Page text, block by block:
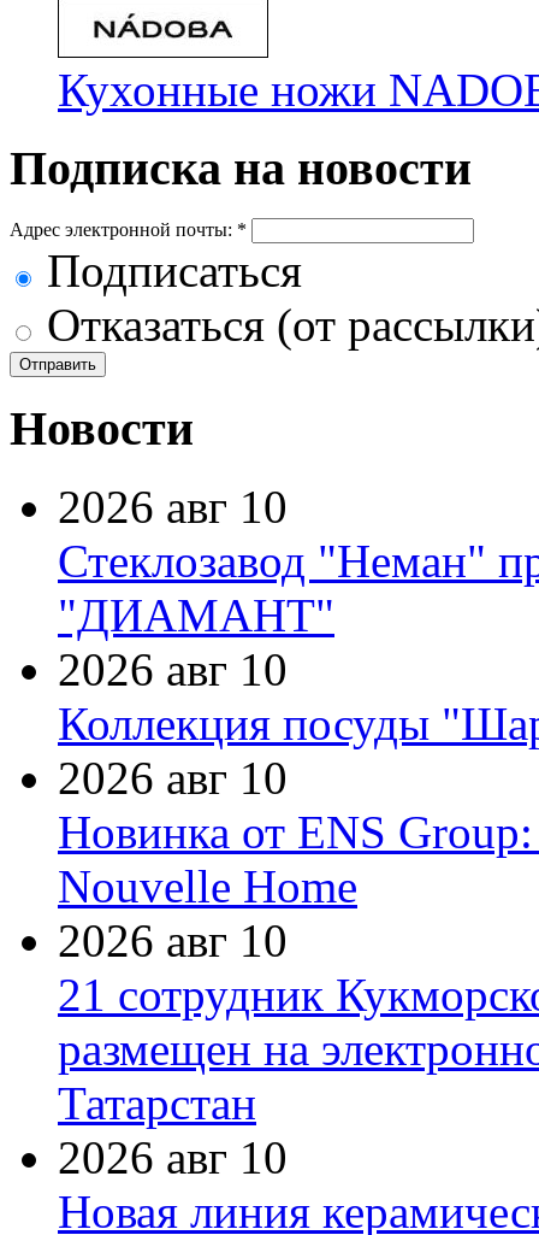
Кухонные ножи
Подписка на новости
Адрес электронной почты: *
Подписаться
Отказаться (от
Новости
2026 авг 10
Стеклозавод "Неман"
"ДИАМАНТ"
2026 авг 10
Коллекция посуды
2026 авг 10
Новинка от ENS
Nouvelle Home
2026 авг 10
21 сотрудник
размещен на
Татарстан
2026 авг 10
Новая линия